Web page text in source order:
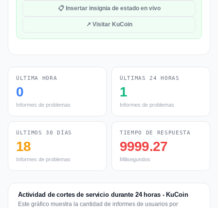
📋 Insertar insignia de estado en vivo
↗ Visitar KuCoin
ÚLTIMA HORA
0
Informes de problemas
ÚLTIMAS 24 HORAS
1
Informes de problemas
ÚLTIMOS 30 DÍAS
18
Informes de problemas
TIEMPO DE RESPUESTA
9999.27
Milisegundos
Actividad de cortes de servicio durante 24 horas - KuCoin
Este gráfico muestra la cantidad de informes de usuarios por